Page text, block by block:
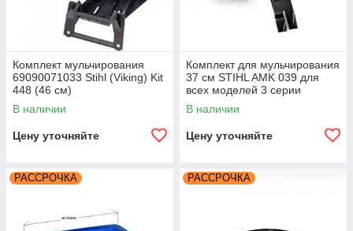
Комплект мульчирования
69090071033 Stihl (Viking)​ Kit
448 (46 см)
В наличии
Цену уточняйте
Комплект для мульчирования
37 см STIHL AMK 039 для
всех моделей 3 серии
(69090071081)
В наличии
Цену уточняйте
РАССРОЧКА РАССРОЧКА